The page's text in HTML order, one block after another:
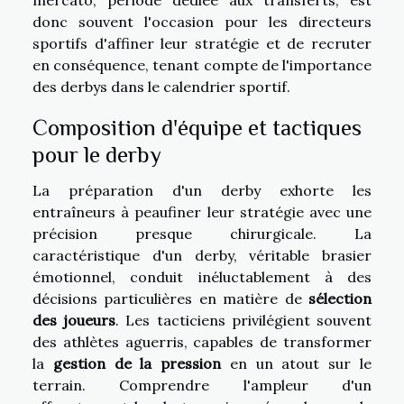
donc souvent l'occasion pour les directeurs
sportifs d'affiner leur stratégie et de recruter
en conséquence, tenant compte de l'importance
des derbys dans le calendrier sportif.
Composition d'équipe et tactiques
pour le derby
La préparation d'un derby exhorte les
entraîneurs à peaufiner leur stratégie avec une
précision presque chirurgicale. La
caractéristique d'un derby, véritable brasier
émotionnel, conduit inéluctablement à des
décisions particulières en matière de sélection
des joueurs. Les tacticiens privilégient souvent
des athlètes aguerris, capables de transformer
la gestion de la pression en un atout sur le
terrain. Comprendre l'ampleur d'un